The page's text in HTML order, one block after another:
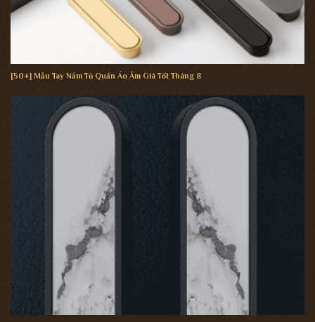
[50+] Mẫu Tay Nắm Tủ Quần Áo Âm Giá Tốt Tháng 8